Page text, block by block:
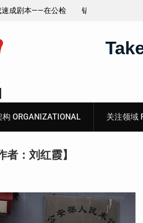
曝光 之一
构 ORGANIZATIONAL 关注领域
：刘红霞】